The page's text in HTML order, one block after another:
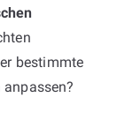
bestimmte